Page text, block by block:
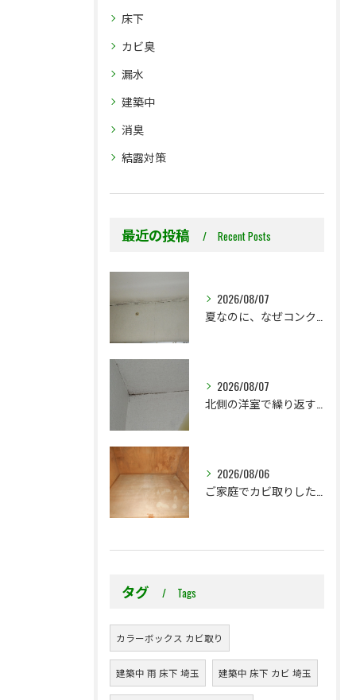
床下
カビ臭
漏水
建築中
消臭
結露対策
最近の投稿 Recent Posts
2026/08/07
2026/08/07
2026/08/06
タグ Tags
カラーボックス カビ取り
建築中 雨 床下 埼玉 建築中 床下 カビ 埼玉